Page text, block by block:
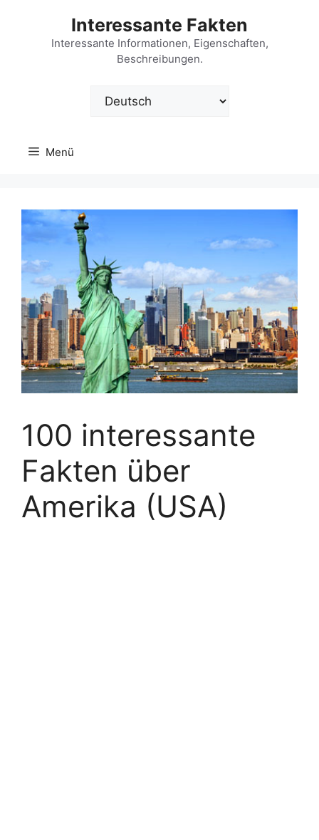
Interessante Fakten
Interessante Informationen, Eigenschaften,
Beschreibungen.
Sprache
auswählen
Menü
100 interessante
Fakten über
Amerika (USA)